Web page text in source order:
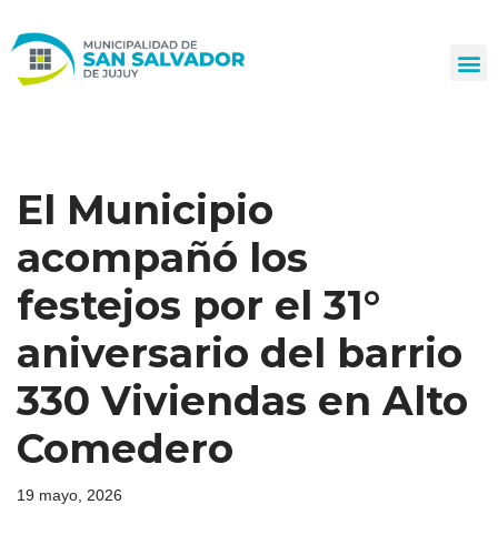
al
El Municipio
acompañó los
festejos por el 31°
aniversario del barrio
330 Viviendas en Alto
Comedero
19 mayo, 2026